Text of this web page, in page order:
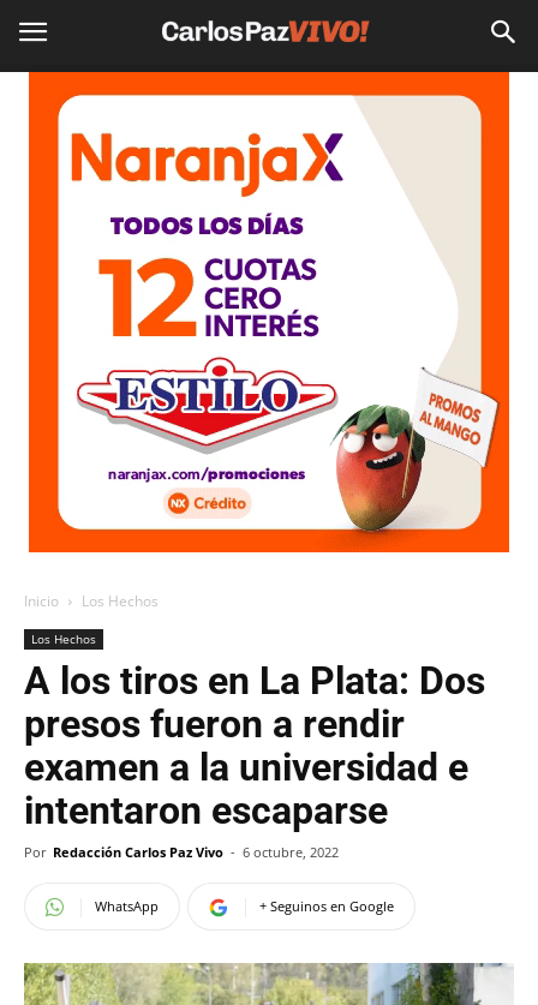
Inicio Los Hechos
Los Hechos
A los tiros en La Plata: Dos
presos fueron a rendir
examen a la universidad e
intentaron escaparse
Por Redacción Carlos Paz Vivo - 6 octubre, 2022
WhatsApp + Seguinos en Google